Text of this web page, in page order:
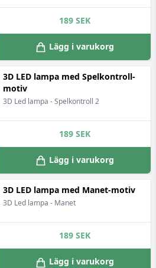
189 SEK
Lägg i varukorg
3D LED lampa med Spelkontroll-
motiv
3D Led lampa - Spelkontroll 2
189 SEK
Lägg i varukorg
3D LED lampa med Manet-motiv
3D Led lampa - Manet
189 SEK
Lägg i varukorg